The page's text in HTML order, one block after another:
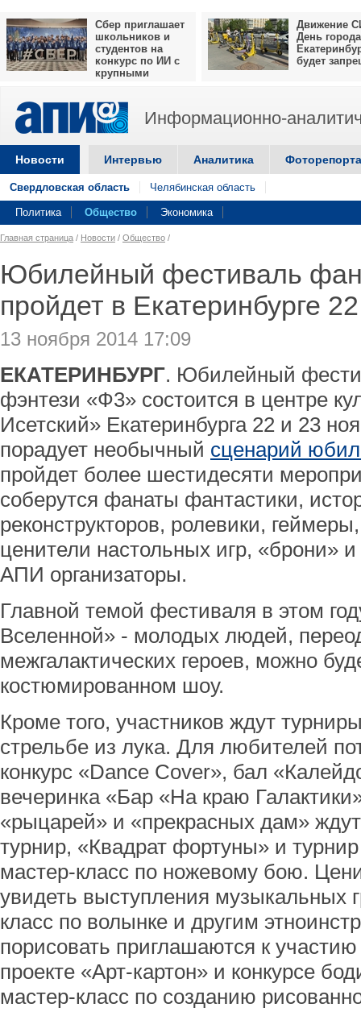
Сбер приглашает
школьников и
студентов на
конкурс по ИИ с
крупными
Движение
День города
будет
Информационно-
Новости Интервью Аналитика
Свердловская область Челябинская область
Политика Общество Экономика
Главная страница / Новости / Общество /
Юбилейный фестиваль
пройдет в Екатеринбурге
13 ноября 2014 17:09
ЕКАТЕРИНБУРГ. Юбилейный
фэнтези «Ф3» состоится в центре
Исетский» Екатеринбурга 22 и 23
порадует необычный cценарий
пройдет более шестидесяти
соберутся фанаты фантастики,
реконструкторов, ролевики,
ценители настольных игр, «брони»
АПИ организаторы.
Главной темой фестиваля в этом
Вселенной» - молодых людей,
межгалактических героев, можно
костюмированном шоу.
Кроме того, участников ждут
стрельбе из лука. Для любителей
конкурс «Dance Cover», бал
вечеринка «Бар «На краю
«рыцарей» и «прекрасных дам»
турнир, «Квадрат фортуны» и
мастер-класс по ножевому бою.
увидеть выступления музыкальных
класс по волынке и другим
порисовать приглашаются к
проекте «Арт-картон» и конкурсе
мастер-класс по созданию